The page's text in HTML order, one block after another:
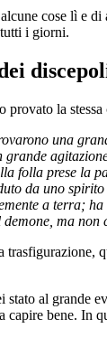
cose lì e
i giorni.
provato la
una
grande
folla prese la
da uno
a terra;
ma non
trasfigurazione,
stato al grande
capire bene. In